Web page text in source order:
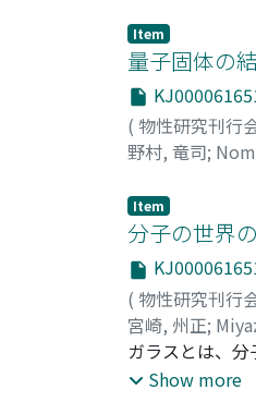
れたSchramm-
ランダムな連続
で数学のノーベ
ムPhysarumの
つけることがで
て述べる。フィ
Item
量子固体の
( 物性研究刊行
野村, 竜司;
Item
分子の世界
( 物性研究刊行
宮崎, 州正;
ガラスとは、
ラスに限らず
Show more